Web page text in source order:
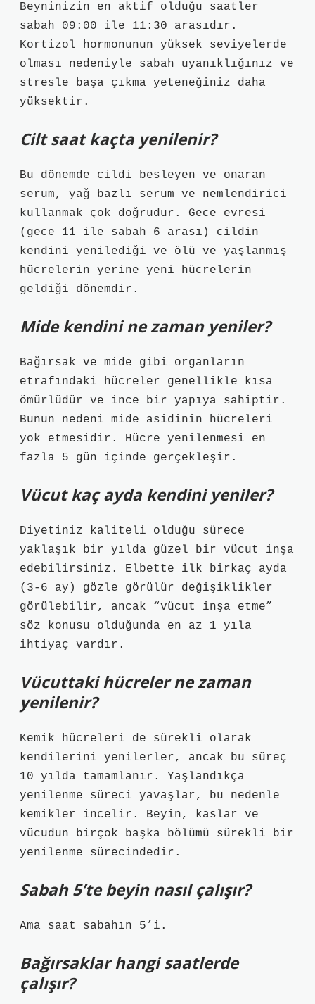
Beyninizin en aktif olduğu saatler
sabah 09:00 ile 11:30 arasıdır.
Kortizol hormonunun yüksek seviyelerde
olması nedeniyle sabah uyanıklığınız ve
stresle başa çıkma yeteneğiniz daha
yüksektir.
Cilt saat kaçta yenilenir?
Bu dönemde cildi besleyen ve onaran
serum, yağ bazlı serum ve nemlendirici
kullanmak çok doğrudur. Gece evresi
(gece 11 ile sabah 6 arası) cildin
kendini yenilediği ve ölü ve yaşlanmış
hücrelerin yerine yeni hücrelerin
geldiği dönemdir.
Mide kendini ne zaman yeniler?
Bağırsak ve mide gibi organların
etrafındaki hücreler genellikle kısa
ömürlüdür ve ince bir yapıya sahiptir.
Bunun nedeni mide asidinin hücreleri
yok etmesidir. Hücre yenilenmesi en
fazla 5 gün içinde gerçekleşir.
Vücut kaç ayda kendini yeniler?
Diyetiniz kaliteli olduğu sürece
yaklaşık bir yılda güzel bir vücut inşa
edebilirsiniz. Elbette ilk birkaç ayda
(3-6 ay) gözle görülür değişiklikler
görülebilir, ancak “vücut inşa etme”
söz konusu olduğunda en az 1 yıla
ihtiyaç vardır.
Vücuttaki hücreler ne zaman
yenilenir?
Kemik hücreleri de sürekli olarak
kendilerini yenilerler, ancak bu süreç
10 yılda tamamlanır. Yaşlandıkça
yenilenme süreci yavaşlar, bu nedenle
kemikler incelir. Beyin, kaslar ve
vücudun birçok başka bölümü sürekli bir
yenilenme sürecindedir.
Sabah 5’te beyin nasıl çalışır?
Ama saat sabahın 5’i.
Bağırsaklar hangi saatlerde
çalışır?